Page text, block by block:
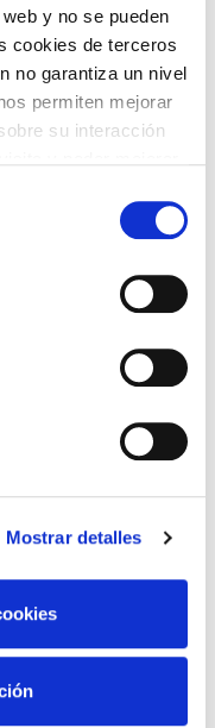
y no se pueden
cookies de terceros
no garantiza un nivel
permiten mejorar
su interacción
partners de
o que hayan
hecho de sus
Mostrar detalles
TEATRO